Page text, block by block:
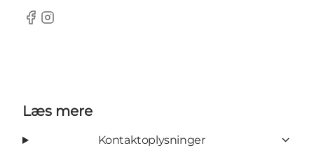
Facebook
Instagram
Læs mere
Kontaktoplysninger